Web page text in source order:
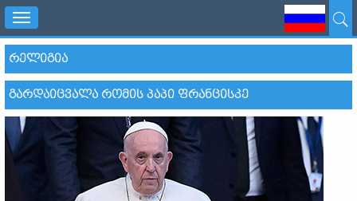
Toggle
navigation
ᲠᲔᲚᲘᲒᲘᲐ
ᲒᲐᲠᲓᲐᲘᲪᲕᲐᲚᲐ ᲠᲝᲛᲘᲡ ᲞᲐᲞᲘ ᲤᲠᲐᲜᲪᲘᲡᲙᲔ